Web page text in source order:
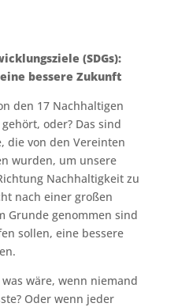
(SDGs):
bessere Zukunft
den 17 Nachhaltigen
oder? Das sind
die von den Vereinten
wurden, um unsere
Nachhaltigkeit zu
nach einer großen
Grunde genommen sind
sollen, eine bessere
wäre, wenn niemand
Oder wenn jeder